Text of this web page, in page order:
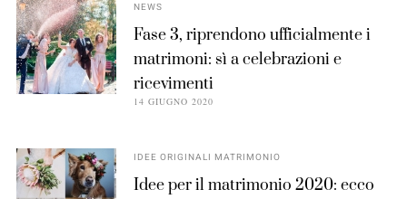
NEWS
Fase 3, riprendono ufficialmente i
matrimoni: sì a celebrazioni e
ricevimenti
14 GIUGNO 2020
IDEE ORIGINALI MATRIMONIO
Idee per il matrimonio 2020: ecco